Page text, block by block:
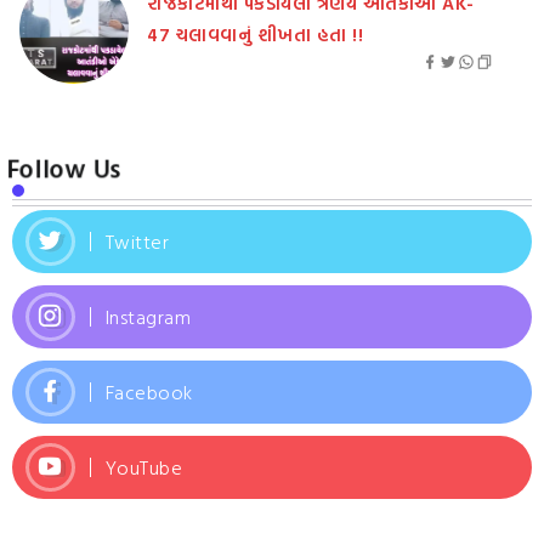
47 ચલાવવાનું શીખતા હતા !!
Follow Us
Twitter
Instagram
Facebook
YouTube